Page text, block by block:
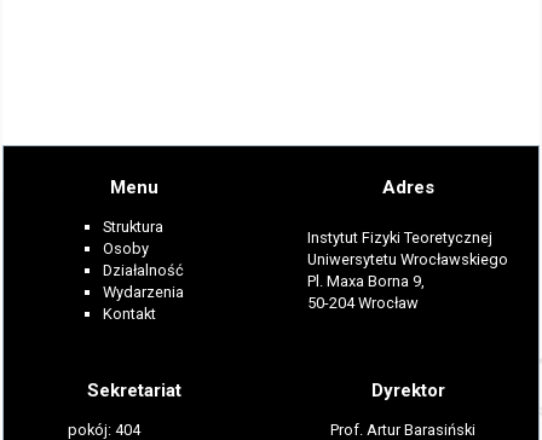
Menu
Struktura
Osoby
Działalność
Wydarzenia
Kontakt
Adres
Instytut Fizyki Teoretycznej
Uniwersytetu Wrocławskiego
Pl. Maxa Borna 9,
50-204 Wrocław
Sekretariat
pokój: 404
Dyrektor
Prof. Artur Barasiński